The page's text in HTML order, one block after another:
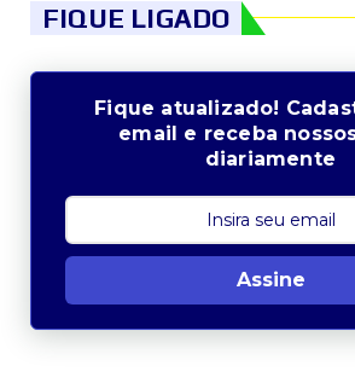
FIQUE LIGADO
Fique atualizado!
email e receba
diariamente
Assine